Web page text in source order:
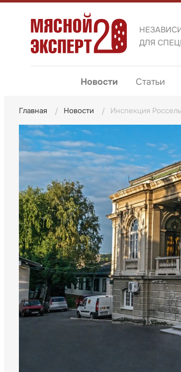
ДЛЯ
Новости Статьи
Главная Новости Инспекция